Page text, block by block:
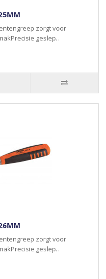
zorgt voor
geslep..
zorgt voor
geslep..